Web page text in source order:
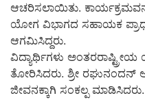
ಆಚರಿಸಲಾಯಿತು.
ಯೋಗ ವಿಭಾಗದ ಸಹಾಯಕ
ಆಗಮಿಸಿದ್ದರು.
ವಿದ್ಯಾರ್ಥಿಗಳು
ತೋರಿಸಿದರು. ಶ್ರೀ ರಘುನಂದನ್
ಜೀವನಕ್ಕಾಗಿ ಸಂಕಲ್ಪ